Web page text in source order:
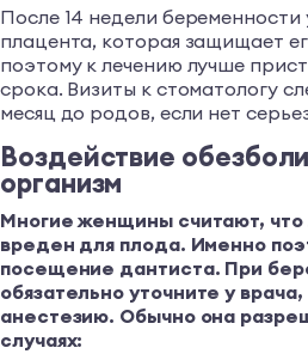
После 14 недели
плацента, которая защищает
поэтому к лечению лучше
срока. Визиты к стоматологу
месяц до родов, если нет
Воздействие
организм
Многие женщины считают, что
вреден для плода. Именно
посещение дантиста. При
обязательно уточните у
анестезию. Обычно она
случаях: